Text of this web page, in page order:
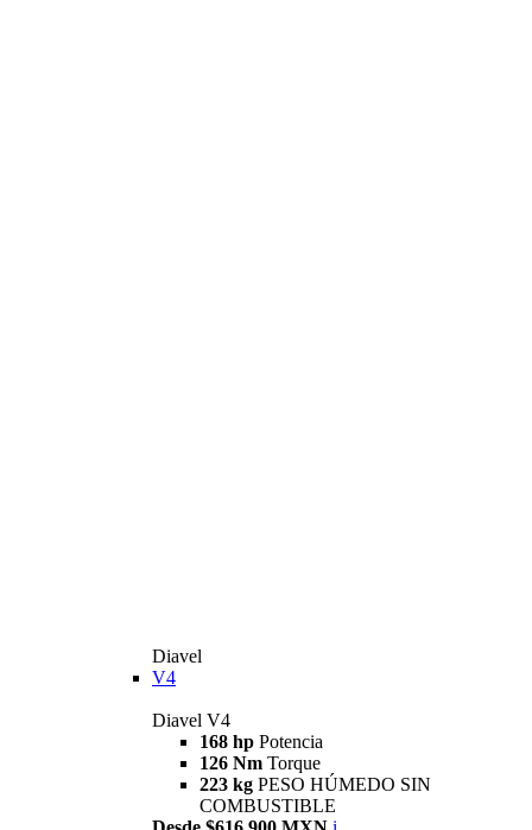
Diavel
V4
Diavel V4
168 hp Potencia
126 Nm Torque
223 kg PESO HÚMEDO SIN
COMBUSTIBLE